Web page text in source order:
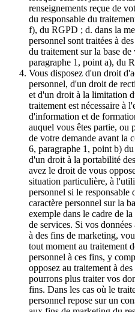
renseignements reçue de
du responsable du
f), du RGPD ; d. dans la
personnel sont traitées à
du traitement sur la base
paragraphe 1, point a), du
Vous disposez d'un droit
personnel, d'un droit de
et d'un droit à la limitation
traitement est nécessaire à
d'information et de
auquel vous êtes partie, ou
de votre demande avant la
6, paragraphe 1, point b)
d'un droit à la portabilité
avez le droit de vous
situation particulière, à
personnel si le responsable
caractère personnel sur la
exemple dans le cadre de
de services. Si vos
à des fins de marketing,
tout moment au traitement
personnel à ces fins, y
opposez au traitement à
pourrons plus traiter vos
fins. Dans les cas où le
personnel repose sur un